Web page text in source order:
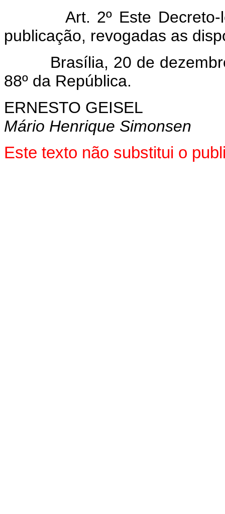
Art. 2º Este Decreto-lei
publicação, revogadas as
Brasília, 20 de dezembro
88º da República.
ERNESTO GEISEL
Mário Henrique Simonsen
Este texto não substitui o